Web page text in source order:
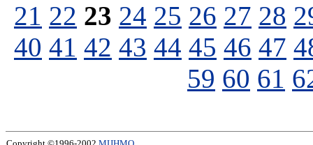
21 22 23 24 25 26 27 28
40 41 42 43 44 45 46 47
59 60 61